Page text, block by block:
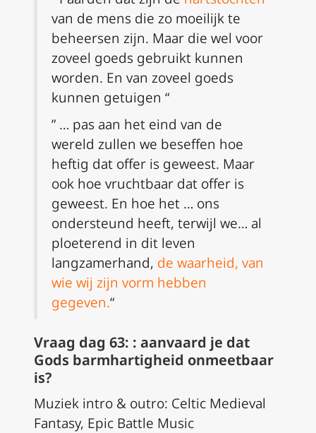
van de mens die zo moeilijk te
beheersen zijn. Maar die wel voor
zoveel goeds gebruikt kunnen
worden. En van zoveel goeds
kunnen getuigen “
” … pas aan het eind van de
wereld zullen we beseffen hoe
heftig dat offer is geweest. Maar
ook hoe vruchtbaar dat offer is
geweest. En hoe het … ons
ondersteund heeft, terwijl we… al
ploeterend in dit leven
langzamerhand, de waarheid, van
wie wij zijn vorm hebben
gegeven.“
Vraag dag 63: : aanvaard je dat
Gods barmhartigheid onmeetbaar
is?
Muziek intro & outro: Celtic Medieval
Fantasy, Epic Battle Music